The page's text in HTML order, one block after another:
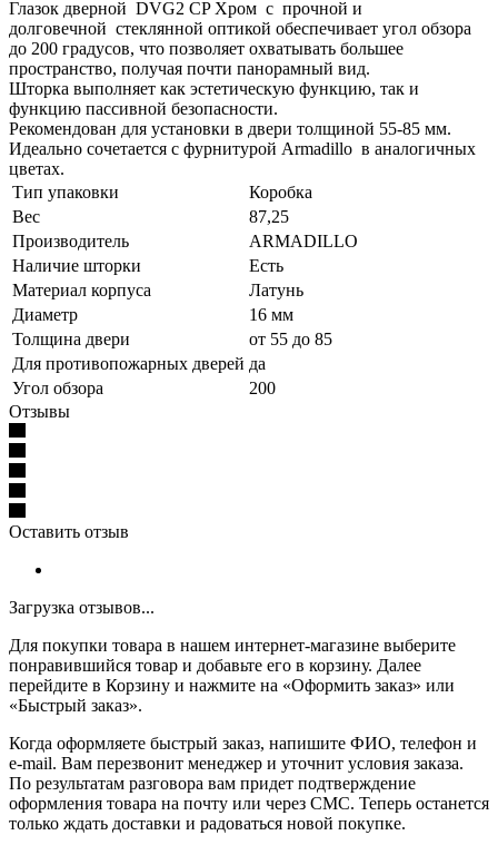
Глазок дверной DVG2 CP Хром с прочной и
долговечной стеклянной оптикой обеспечивает угол обзора
до 200 градусов, что позволяет охватывать большее
пространство, получая почти панорамный вид.
Шторка выполняет как эстетическую функцию, так и
функцию пассивной безопасности.
Рекомендован для установки в двери толщиной 55-85 мм.
Идеально сочетается с фурнитурой Armadillo в аналогичных
цветах.
Тип упаковки
Коробка
Вес
87,25
Производитель
ARMADILLO
Наличие шторки
Есть
Материал корпуса
Латунь
Диаметр
16 мм
Толщина двери
от 55 до 85
Для противопожарных дверей да
Угол обзора
200
Отзывы
Оставить отзыв
Загрузка отзывов...
Для покупки товара в нашем интернет-магазине выберите
понравившийся товар и добавьте его в корзину. Далее
перейдите в Корзину и нажмите на «Оформить заказ» или
«Быстрый заказ».
Когда оформляете быстрый заказ, напишите ФИО, телефон и
e-mail. Вам перезвонит менеджер и уточнит условия заказа.
По результатам разговора вам придет подтверждение
оформления товара на почту или через СМС. Теперь останется
только ждать доставки и радоваться новой покупке.